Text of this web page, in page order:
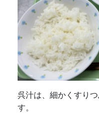
呉汁は、細かくすり
す。